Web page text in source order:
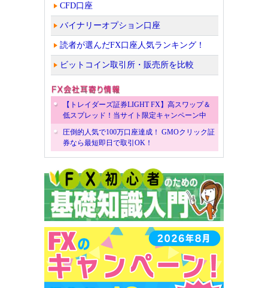
CFD口座
バイナリーオプション口座
読者が選んだFX口座人気ランキング！
ビットコイン取引所・販売所を比較
【トレイダーズ証券LIGHT FX】高スワップ＆
低スプレッド！当サイト限定キャンペーン中
圧倒的人気で100万口座達成！ GMOクリック証
券なら最短即日で取引OK！